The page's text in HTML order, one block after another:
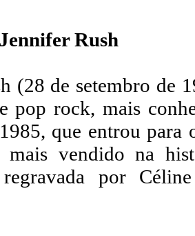
Rush
(28 de setembro de
pop rock, mais
que entrou
mais vendido na
por